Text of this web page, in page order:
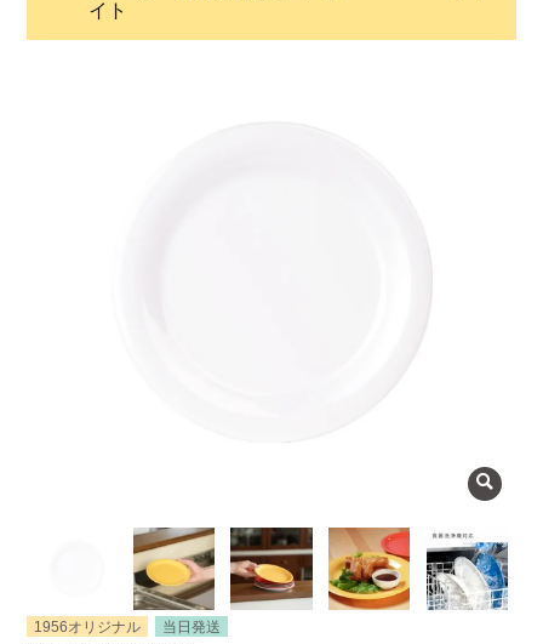
プライバシーポリシー
特定商取引法に関する表示
イト
1956オリジナル 当日発送